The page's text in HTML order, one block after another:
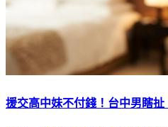
援交高中妹不付錢！台中男瞎